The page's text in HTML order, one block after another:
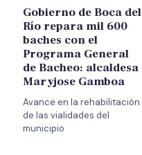
Gobierno de Boca del
Río repara mil 600
baches con el
Programa General
de Bacheo: alcaldesa
Maryjose Gamboa
Avance en la rehabilitación
de las vialidades del
municipio